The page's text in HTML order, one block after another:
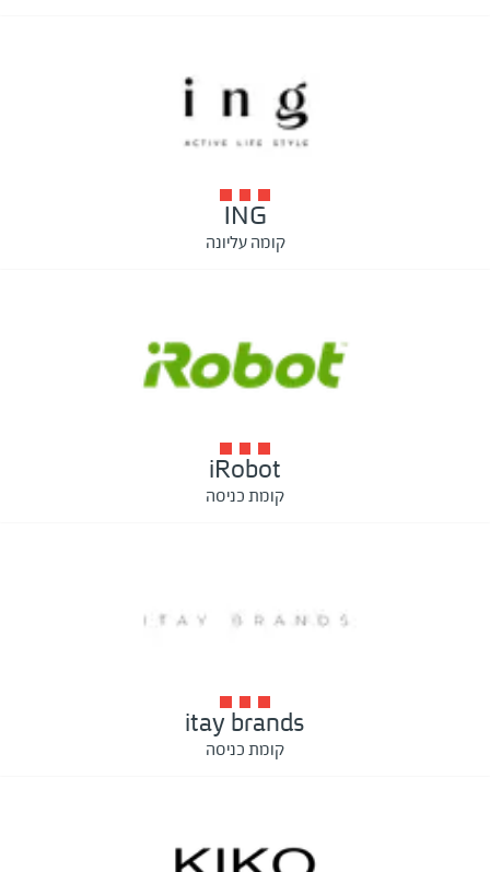
ING
קומה עליונה
iRobot
קומת כניסה
itay brands
קומת כניסה